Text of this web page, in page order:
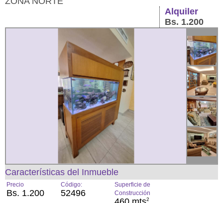
Alquiler
Bs. 1.200
Características del Inmueble
Precio
Bs. 1.200
Código:
52496
Superficie de
Construcción
2